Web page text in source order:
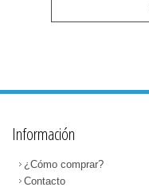
Información
¿Cómo comprar?
Contacto